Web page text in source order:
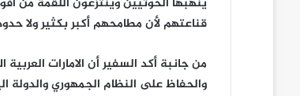
قناعتهم لأن مطامحهم أكبر بكثير ولا
من جانبة أكد السفير أن الامارات
والحفاظ على النظام الجمهوري والدولة